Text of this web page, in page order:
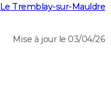
Le Tremblay-sur-Mauldre
Mise à jour le 03/04/26